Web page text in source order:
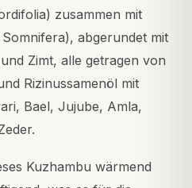
zusammen mit
abgerundet mit
Zimt, alle getragen von
Rizinussamenöl mit
Bael, Jujube, Amla,
Kuzhambu wärmend